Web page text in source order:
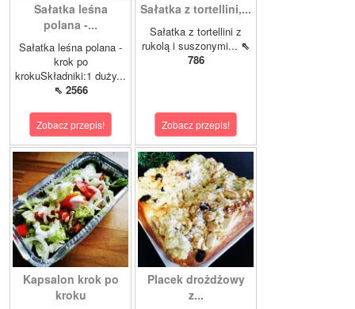
Sałatka leśna
polana -...
Sałatka leśna polana -
krok po
krokuSkładniki:1 duży...
⇖ 2566
Zobacz przepis!
Sałatka z tortellini,...
Sałatka z tortellini z
rukolą i suszonymi... ⇖
786
Zobacz przepis!
Kapsalon krok po
kroku
Placek drożdżowy
z...